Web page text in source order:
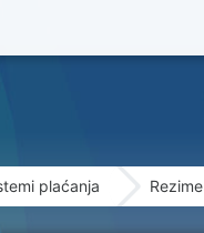
plaćanja Rezime